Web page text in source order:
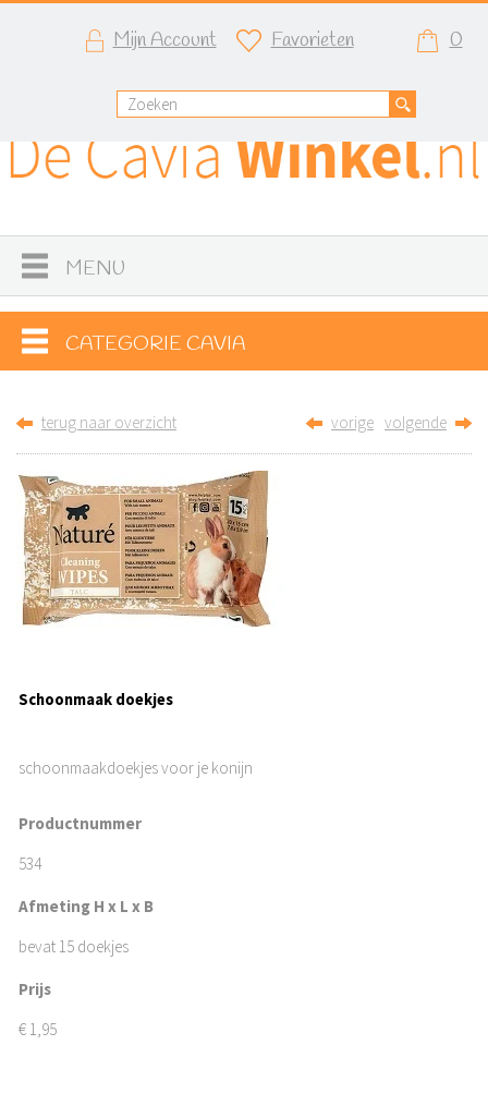
Mijn Account Favorieten 0
MENU
CATEGORIE CAVIA
terug naar overzicht vorige volgende
Schoonmaak doekjes
schoonmaakdoekjes voor je konijn
Productnummer
534
Afmeting H x L x B
bevat 15 doekjes
Prijs
€ 1,95